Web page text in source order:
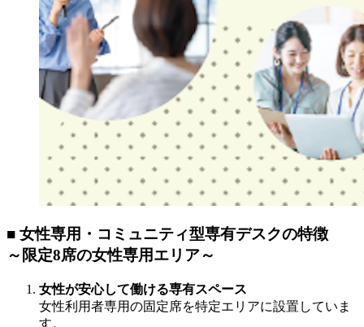
■ 女性専用・コミュニティ型専有デスクの特徴
～限定8席の女性専用エリア～
女性が安心して働ける専有スペース
女性利用者専用の固定席を特定エリアに設置していま
す。